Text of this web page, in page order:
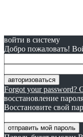
войти в систему
Добро пожаловать!
Forgot your password?
восстановление
Восстановите свой